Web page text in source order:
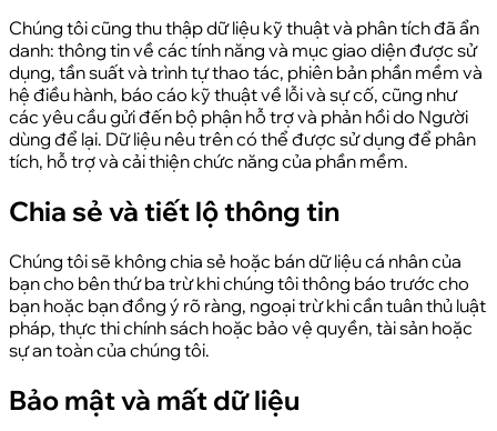
Chúng tôi cũng thu thập dữ liệu kỹ thuật và phân tích đã ẩn
danh: thông tin về các tính năng và mục giao diện được sử
dụng, tần suất và trình tự thao tác, phiên bản phần mềm và
hệ điều hành, báo cáo kỹ thuật về lỗi và sự cố, cũng như
các yêu cầu gửi đến bộ phận hỗ trợ và phản hồi do Người
dùng để lại. Dữ liệu nêu trên có thể được sử dụng để phân
tích, hỗ trợ và cải thiện chức năng của phần mềm.
Chia sẻ và tiết lộ thông tin
Chúng tôi sẽ không chia sẻ hoặc bán dữ liệu cá nhân của
bạn cho bên thứ ba trừ khi chúng tôi thông báo trước cho
bạn hoặc bạn đồng ý rõ ràng, ngoại trừ khi cần tuân thủ luật
pháp, thực thi chính sách hoặc bảo vệ quyền, tài sản hoặc
sự an toàn của chúng tôi.
Bảo mật và mất dữ liệu